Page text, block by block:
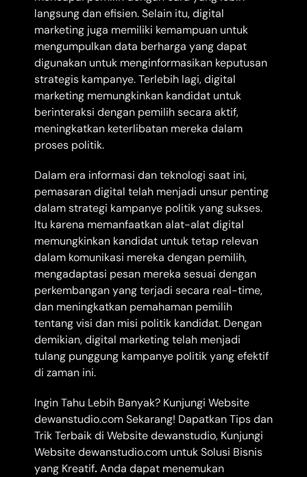
langsung dan efisien. Selain itu, digital
marketing juga memiliki kemampuan untuk
mengumpulkan data berharga yang dapat
digunakan untuk menginformasikan keputusan
strategis kampanye. Terlebih lagi, digital
marketing memungkinkan kandidat untuk
berinteraksi dengan pemilih secara aktif,
meningkatkan keterlibatan mereka dalam
proses politik.
Dalam era informasi dan teknologi saat ini,
pemasaran digital telah menjadi unsur penting
dalam strategi kampanye politik yang sukses.
Itu karena memanfaatkan alat-alat digital
memungkinkan kandidat untuk tetap relevan
dalam komunikasi mereka dengan pemilih,
mengadaptasi pesan mereka sesuai dengan
perkembangan yang terjadi secara real-time,
dan meningkatkan pemahaman pemilih
tentang visi dan misi politik kandidat. Dengan
demikian, digital marketing telah menjadi
tulang punggung kampanye politik yang efektif
di zaman ini.
Ingin Tahu Lebih Banyak? Kunjungi Website
dewanstudio.com Sekarang! Dapatkan Tips dan
Trik Terbaik di Website dewanstudio, Kunjungi
Website dewanstudio.com untuk Solusi Bisnis
yang Kreatif.Anda dapat menemukan